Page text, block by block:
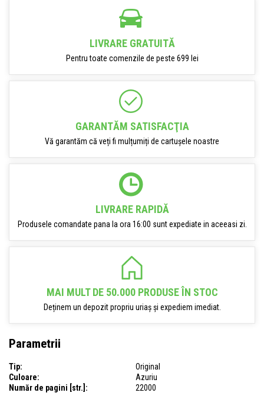
LIVRARE GRATUITĂ
Pentru toate comenzile de peste 699 lei
GARANTĂM SATISFACŢIA
Vă garantăm că veți fi mulțumiți de cartușele noastre
LIVRARE RAPIDĂ
Produsele comandate pana la ora 16:00 sunt expediate in aceeasi zi.
MAI MULT DE 50.000 PRODUSE ÎN STOC
Deținem un depozit propriu uriaș și expediem imediat.
Parametrii
Tip:
Original
Culoare:
Azuriu
Număr de pagini [str.]:
22000